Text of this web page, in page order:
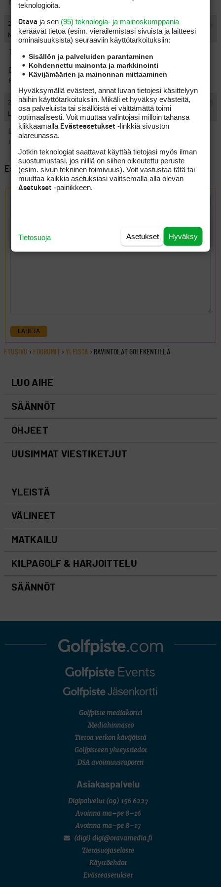
Mutta ruokakin on parantunut ja halventunut tälle kaudelle…
25.5.2026 14:28:43 #1468872 VASTAA ILMOITA ASIATON VIESTI
Näprääjä
Tapiola Golfin lounas tuli viime viikolla kokeiltua.
Erinomainen.
Perus ruokaa ja vaihtoehtoja laadulla.
25.5.2026 16:01:31 #1468877 VASTAA ILMOITA ASIATON VIESTI
Livestream
Linna Golfin 6,5€ kivennäisvesi herätti lähinnä hilpeyttä. Ei
ihme, että jengi tuo omat kahvit ja leivät voipaperissa
Esillä 10 viestiä, 1 - 10 (kaikkiaan 10)
Vastaa aiheeseen: Ravintolat golfkentillä
LÄHETÄ
ETUSIVU › FOORUMIT › YLEISTÄ › RAVINTOLAT GOLFKENTILLÄ
LUO AIHE
SÄÄNNÖT
OHJEET
UUSIMMAT VIESTIKETJUT
YLEISTÄ
VÄLINEET
MATKAILU
KILPAGOLF & HARJOITTELU
SÄÄNNÖT
Golfpiste mediakortti
Mediahinnasto
Tietoa verkon kävijöistä
Golfpisteen yhteystiedot
DSA avoimuusraportti
Asiakaspalvelu
Digipalvelut (09) 156 6227
Avoinna ma–pe 8–16
Avoinna ma–pe 8–17
(digi) digi@otavamedia.fi
Tietosuojaseloste
Käyttöehdot
Evästeasetukset
teknologioita.
Otava ja sen (95) teknologia- ja mainoskumppania
keräävät tietoa (esim. vierailemis­tasi sivuista ja laitteesi
ominaisuuk­sista) seuraaviin käyttötarkoituksiin:
Sisällön ja palveluiden parantaminen
Kohdennettu mainonta ja markkinointi
Kävijämäärien ja mainonnan mittaaminen
Hyväksymällä evästeet, annat luvan tietojesi käsittelyyn
näihin käyttötarkoituksiin. Mikäli et hyväksy evästeitä,
osa palveluista tai sisällöistä ei välttämättä toimi
optimaalisesti. Voit muuttaa valintojasi milloin tahansa
klikkaamalla Evästeasetukset -linkkiä sivuston
alareunassa.
Jotkin teknologiat saattavat käyttää tietojasi myös ilman
suostumustasi, jos niillä on siihen oikeutettu peruste
(esim. sivun tekninen toimivuus). Voit vastustaa tätä tai
muuttaa kaikkia asetuksiasi valitsemalla alla olevan
Asetukset -painikkeen.
Hyväksy
Asetukset
Tietosuoja